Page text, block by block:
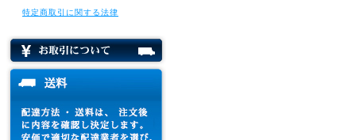
特定商取引に関する法律